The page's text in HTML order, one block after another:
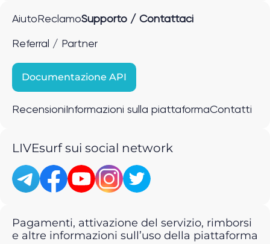
Aiuto ReclamoSupporto / Contattaci
Referral / Partner
Documentazione API
Recensioni Informazioni sulla piattaformaContatti
LIVEsurf sui social network
Pagamenti, attivazione del servizio, rimborsi
e altre informazioni sull’uso della piattaforma